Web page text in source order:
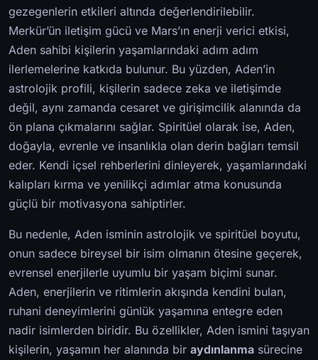
gezegenlerin etkileri altında değerlendirilebilir.
Merkür’ün iletişim gücü ve Mars’ın enerji verici etkisi,
Aden sahibi kişilerin yaşamlarındaki adım adım
ilerlemelerine katkıda bulunur. Bu yüzden, Aden’in
astrolojik profili, kişilerin sadece zeka ve iletişimde
değil, aynı zamanda cesaret ve girişimcilik alanında da
ön plana çıkmalarını sağlar. Spiritüel olarak ise, Aden,
doğayla, evrenle ve insanlıkla olan derin bağları temsil
eder. Kendi içsel rehberlerini dinleyerek, yaşamlarındaki
kalıpları kırma ve yenilikçi adımlar atma konusunda
güçlü bir motivasyona sahiptirler.
Bu nedenle, Aden isminin astrolojik ve spiritüel boyutu,
onun sadece bireysel bir isim olmanın ötesine geçerek,
evrensel enerjilerle uyumlu bir yaşam biçimi sunar.
Aden, enerjilerin ve ritimlerin akışında kendini bulan,
ruhani deneyimlerini günlük yaşamına entegre eden
nadir isimlerden biridir. Bu özellikler, Aden ismini taşıyan
kişilerin, yaşamın her alanında bir aydınlanma sürecine